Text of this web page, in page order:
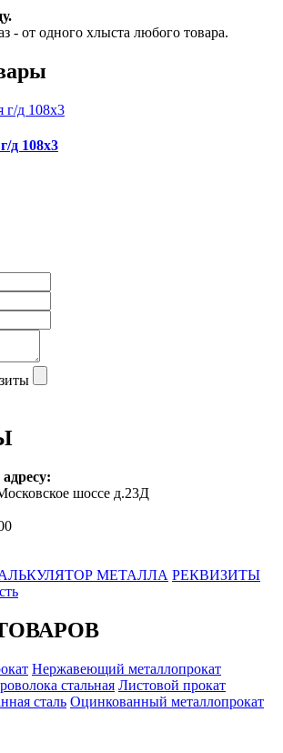
- от одного хлыста любого товара.
д 108х3
шоссе д.23Д
МЕТАЛЛА РЕКВИЗИТЫ
Нержавеющий металлопрокат
стальная Листовой прокат
сталь Оцинкованный металлопрокат